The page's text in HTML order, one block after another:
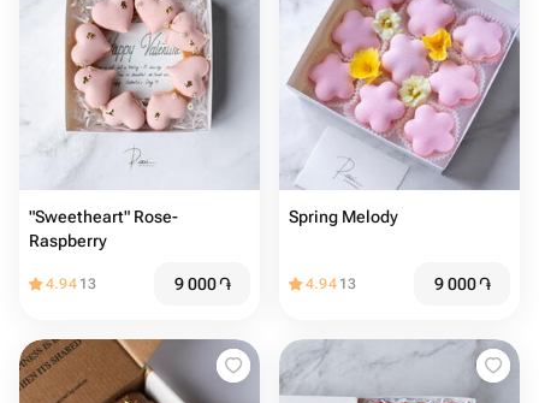
"Sweetheart" Rose-
Raspberry
4.94 13 9 000֏
Spring Melody
4.94 13 9 000֏